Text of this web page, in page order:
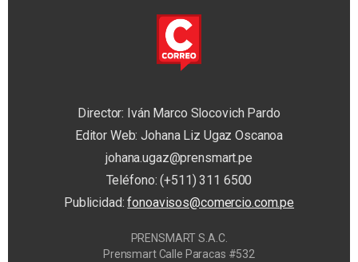
Director: Iván Marco Slocovich Pardo
Editor Web: Johana Liz Ugaz Oscanoa
johana.ugaz@prensmart.pe
Teléfono: (+511) 311 6500
Publicidad:fonoavisos@comercio.com.pe
PRENSMART S.A.C.
Prensmart Calle Paracas #532